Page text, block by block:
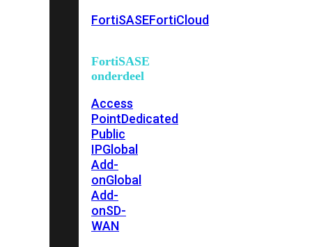
FortiSASEFortiCloud
FortiSASE
onderdeel
Access
PointDedicated
Public
IPGlobal
Add-
onGlobal
Add-
onSD-
WAN